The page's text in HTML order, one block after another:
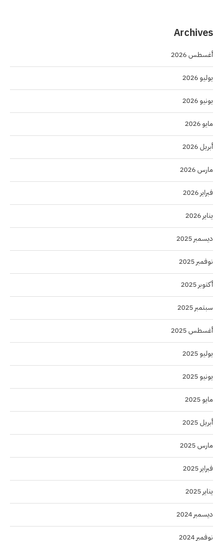
Archives
أغسطس 2026
يوليو 2026
يونيو 2026
مايو 2026
أبريل 2026
مارس 2026
فبراير 2026
يناير 2026
ديسمبر 2025
نوفمبر 2025
أكتوبر 2025
سبتمبر 2025
أغسطس 2025
يوليو 2025
يونيو 2025
مايو 2025
أبريل 2025
مارس 2025
فبراير 2025
يناير 2025
ديسمبر 2024
نوفمبر 2024